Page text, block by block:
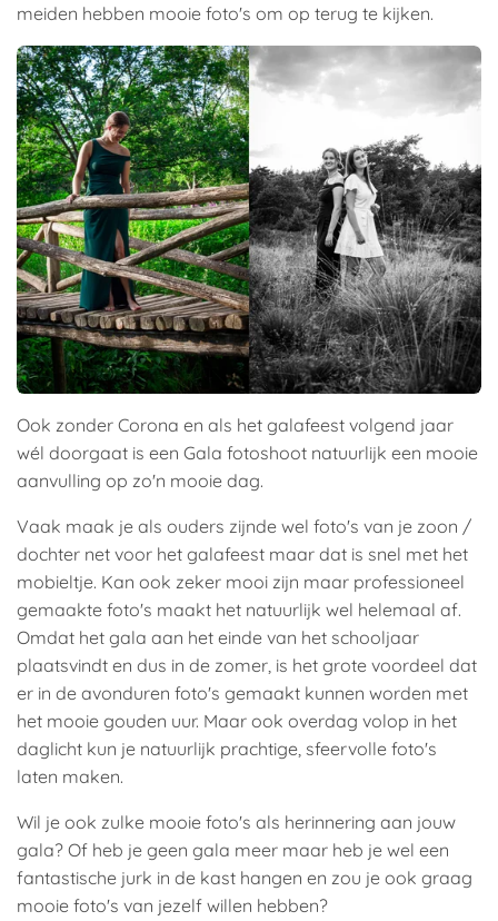
meiden hebben mooie foto's om op terug te kijken.
Ook zonder Corona en als het galafeest volgend jaar
wél doorgaat is een Gala fotoshoot natuurlijk een mooie
aanvulling op zo'n mooie dag.
Vaak maak je als ouders zijnde wel foto's van je zoon /
dochter net voor het galafeest maar dat is snel met het
mobieltje. Kan ook zeker mooi zijn maar professioneel
gemaakte foto's maakt het natuurlijk wel helemaal af.
Omdat het gala aan het einde van het schooljaar
plaatsvindt en dus in de zomer, is het grote voordeel dat
er in de avonduren foto's gemaakt kunnen worden met
het mooie gouden uur. Maar ook overdag volop in het
daglicht kun je natuurlijk prachtige, sfeervolle foto's
laten maken.
Wil je ook zulke mooie foto's als herinnering aan jouw
gala? Of heb je geen gala meer maar heb je wel een
fantastische jurk in de kast hangen en zou je ook graag
mooie foto's van jezelf willen hebben?